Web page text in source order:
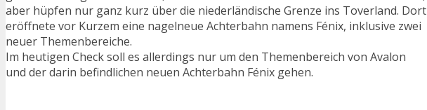
aber hüpfen nur ganz kurz über die niederländische Grenze ins Toverland. Dort
eröffnete vor Kurzem eine nagelneue Achterbahn namens Fénix, inklusive zwei
neuer Themenbereiche.
Im heutigen Check soll es allerdings nur um den Themenbereich von Avalon
und der darin befindlichen neuen Achterbahn Fénix gehen.